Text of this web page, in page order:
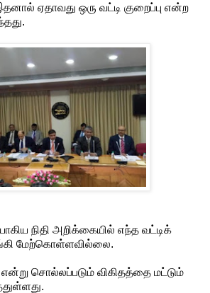
ஏதாவது ஒரு வட்டி குறைப்பு என்ற
நிதி அறிக்கையில் எந்த வட்டிக்
மேற்கொள்ளவில்லை.
சொல்லப்படும் விகிதத்தை மட்டும்